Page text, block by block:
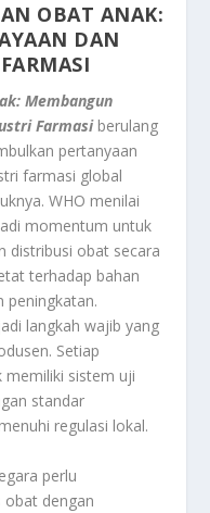
OBAT ANAK:
DAN
Membangun
Farmasi berulang
pertanyaan
farmasi global
WHO menilai
momentum untuk
distribusi obat secara
terhadap bahan
peningkatan.
langkah wajib yang
Setiap
memiliki sistem uji
standar
regulasi lokal.
perlu
obat dengan